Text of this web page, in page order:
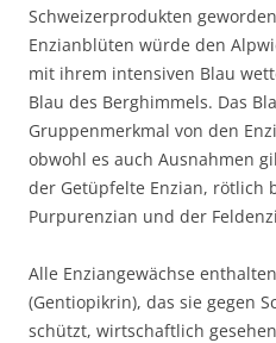
Schweizerprodukten
Enzianblüten würde den
mit ihrem intensiven Blau
Blau des Berghimmels. Das
Gruppenmerkmal von den
obwohl es auch Ausnahmen
der Getüpfelte Enzian, rötlich
Purpurenzian und der
Alle Enziangewächse
(Gentiopikrin), das sie gegen
schützt, wirtschaftlich